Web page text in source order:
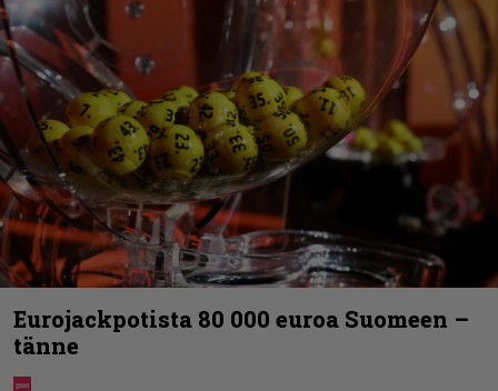
Eurojackpotista 80 000 euroa Suomeen –
tänne